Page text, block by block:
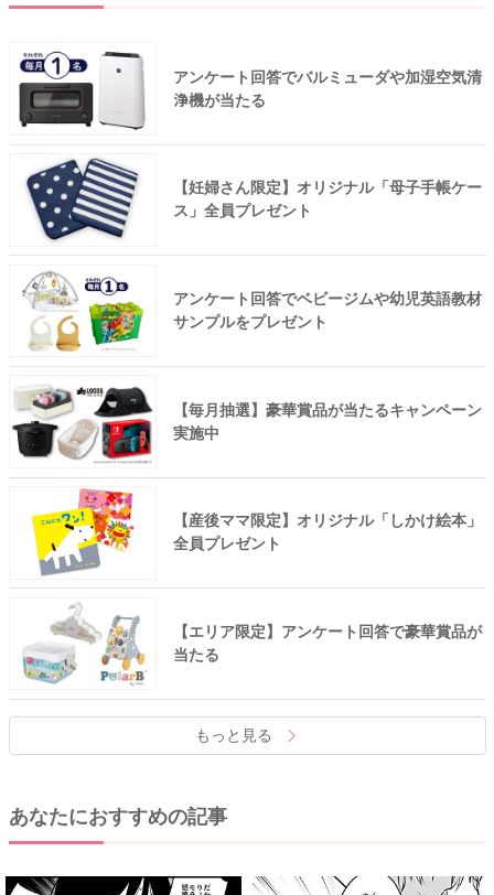
アンケート回答でバルミューダや加湿空気清
浄機が当たる
【妊婦さん限定】オリジナル「母子手帳ケー
ス」全員プレゼント
アンケート回答でベビージムや幼児英語教材
サンプルをプレゼント
【毎月抽選】豪華賞品が当たるキャンペーン
実施中
【産後ママ限定】オリジナル「しかけ絵本」
全員プレゼント
【エリア限定】アンケート回答で豪華賞品が
当たる
もっと見る
あなたにおすすめの記事